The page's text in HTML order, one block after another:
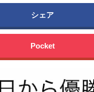
シェア
Pocket